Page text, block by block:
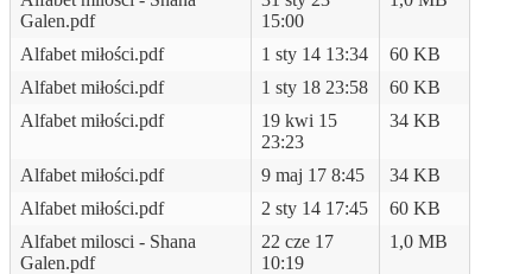
Galen.pdf
15:00
Alfabet miłości.pdf 1 sty 14 13:34
60 KB
Alfabet miłości.pdf
1 sty 18 23:58
60 KB
Alfabet miłości.pdf
19 kwi 15
23:23
34 KB
Alfabet miłości.pdf 9 maj 17 8:45
34 KB
Alfabet miłości.pdf
2 sty 14 17:45
60 KB
Alfabet milosci - Shana
Galen.pdf
22 cze 17
10:19
1,0 MB